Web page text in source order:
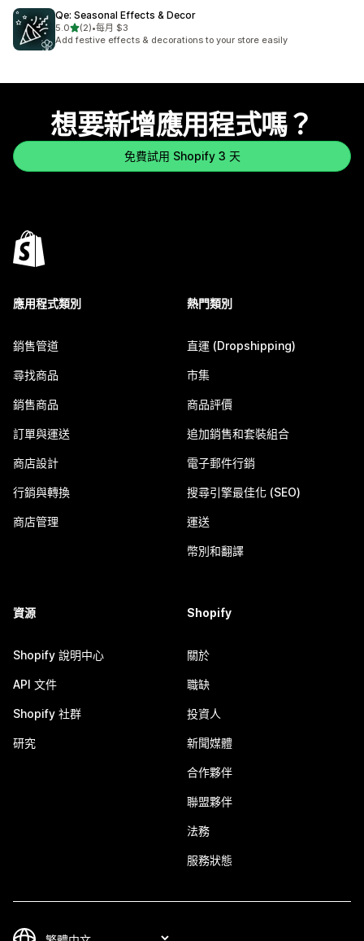
Qe: Seasonal Effects & Decor
5.0滿分 5 顆星
(2)
共有 2 則評價
•每月 $3
Add festive effects & decorations to your store easily
想要新增應用程式嗎？
免費試用 Shopify 3 天
應用程式類別
銷售管道
尋找商品
銷售商品
訂單與運送
商店設計
行銷與轉換
商店管理
熱門類別
直運 (Dropshipping)
市集
商品評價
追加銷售和套裝組合
電子郵件行銷
搜尋引擎最佳化 (SEO)
運送
幣別和翻譯
資源
Shopify 說明中心
API 文件
Shopify 社群
研究
Shopify
關於
職缺
投資人
新聞媒體
合作夥伴
聯盟夥伴
法務
服務狀態